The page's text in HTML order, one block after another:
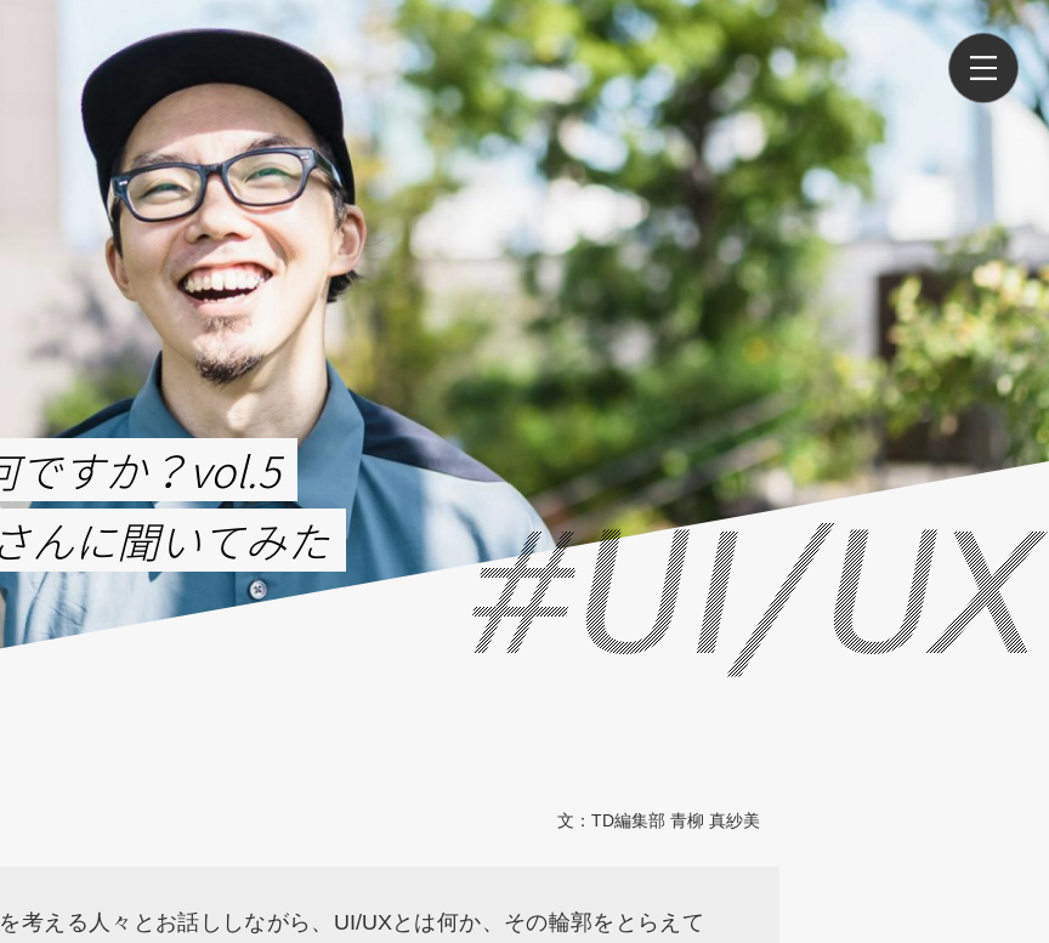
ですか？vol.5
んに聞いてみた
#UI/UX
文： TD編集部 青柳 真紗美
考える人々とお話ししながら、UI/UXとは何か、その輪郭をとらえて